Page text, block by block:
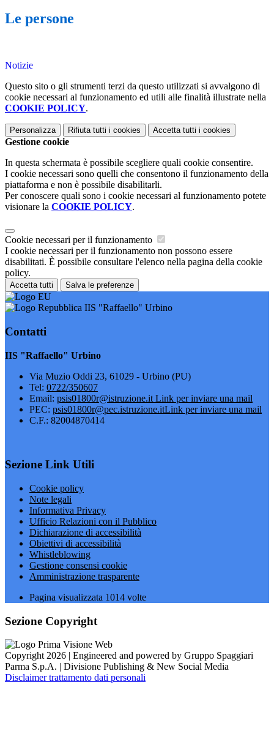
Le persone
Notizie
Questo sito o gli strumenti terzi da questo utilizzati si avvalgono di
cookie necessari al funzionamento ed utili alle finalità illustrate nella
COOKIE POLICY.
Personalizza Rifiuta tutti i cookies Accetta tutti i cookies
Gestione cookie
In questa schermata è possibile scegliere quali cookie consentire.
I cookie necessari sono quelli che consentono il funzionamento della
piattaforma e non è possibile disabilitarli.
Per conoscere quali sono i cookie necessari al funzionamento potete
visionare la COOKIE POLICY.
Cookie necessari per il funzionamento
I cookie necessari per il funzionamento non possono essere
disabilitati. È possibile consultare l'elenco nella pagina della cookie
policy.
Accetta tutti Salva le preferenze
IIS "Raffaello" Urbino
Contatti
IIS "Raffaello" Urbino
Via Muzio Oddi 23, 61029 - Urbino (PU)
Tel: 0722/350607
Email: psis01800r@istruzione.it Link per inviare una mail
PEC: psis01800r@pec.istruzione.itLink per inviare una mail
C.F.: 82004870414
Sezione Link Utili
Cookie policy
Note legali
Informativa Privacy
Ufficio Relazioni con il Pubblico
Dichiarazione di accessibilità
Obiettivi di accessibilità
Whistleblowing
Gestione consensi cookie
Amministrazione trasparente
Pagina visualizzata 1014 volte
Sezione Copyright
Copyright 2026 | Engineered and powered by Gruppo Spaggiari
Parma S.p.A. | Divisione Publishing & New Social Media
Disclaimer trattamento dati personali